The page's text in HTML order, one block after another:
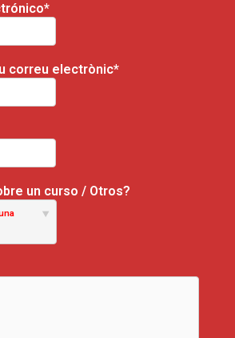
correu electrònic*
un curso / Otros?